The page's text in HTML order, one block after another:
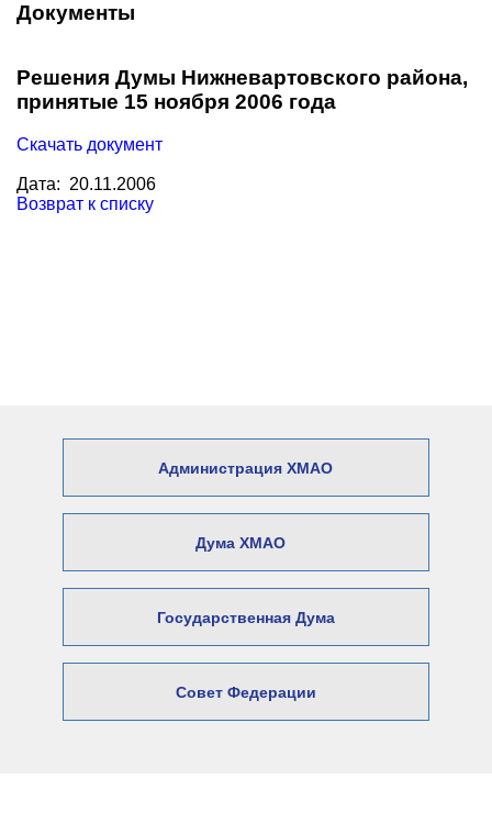
Документы
Решения Думы Нижневартовского района,
принятые 15 ноября 2006 года
Cкачать документ
Дата: 20.11.2006
Возврат к списку
Администрация ХМАО
Дума ХМАО
Государственная Дума
Совет Федерации